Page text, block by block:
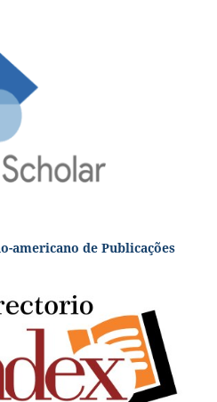
americano de Publicações